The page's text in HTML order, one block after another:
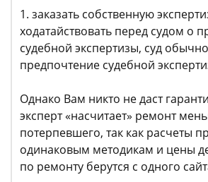
1. заказать собственную
ходатайствовать перед судом о
судебной экспертизы, суд
предпочтение судебной
Однако Вам никто не даст
эксперт «насчитает» ремонт
потерпевшего, так как расчеты
одинаковым методикам и цены
по ремонту берутся с одного